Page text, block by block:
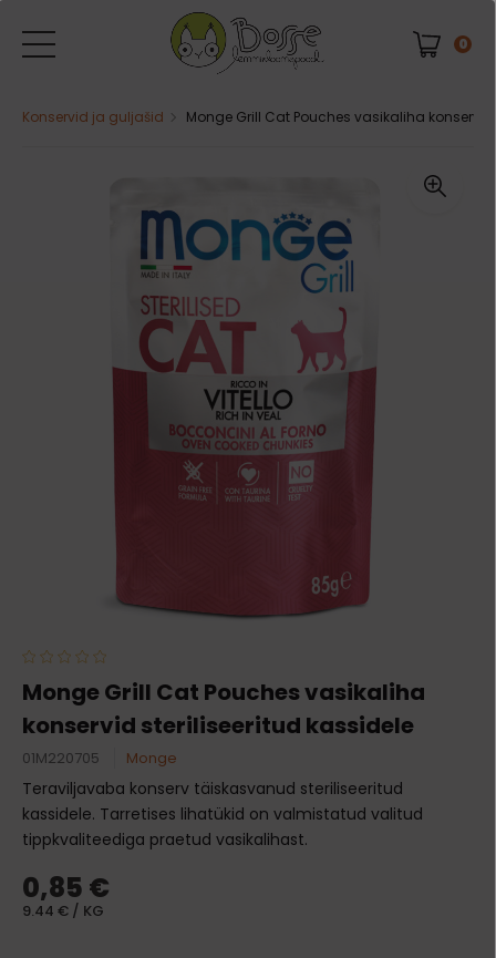
0
Konservid ja guljašid Monge Grill Cat Pouches vasikaliha
Monge Grill Cat Pouches vasikaliha
konservid steriliseeritud kassidele
01M220705 Monge
Teraviljavaba konserv täiskasvanud steriliseeritud
kassidele. Tarretises lihatükid on valmistatud valitud
tippkvaliteediga praetud vasikalihast.
0,85 €
9.44 € / KG